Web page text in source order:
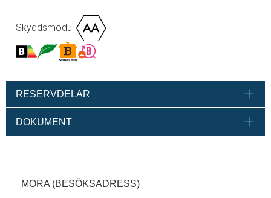
Skyddsmodul
RESERVDELAR
DOKUMENT
MORA (BESÖKSADRESS)